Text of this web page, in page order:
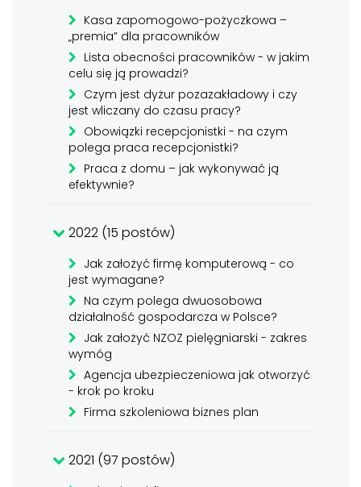
Kasa zapomogowo-pożyczkowa –
„premia” dla pracowników
Lista obecności pracowników - w jakim
celu się ją prowadzi?
Czym jest dyżur pozazakładowy i czy
jest wliczany do czasu pracy?
Obowiązki recepcjonistki - na czym
polega praca recepcjonistki?
Praca z domu – jak wykonywać ją
efektywnie?
2022 (15 postów)
Jak założyć firmę komputerową - co
jest wymagane?
Na czym polega dwuosobowa
działalność gospodarcza w Polsce?
Jak założyć NZOZ pielęgniarski - zakres
wymóg
Agencja ubezpieczeniowa jak otworzyć
- krok po kroku
Firma szkoleniowa biznes plan
2021 (97 postów)